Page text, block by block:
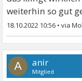
weiterhin so gut
18.10.2022 10:56 •
A anir
Mitglied